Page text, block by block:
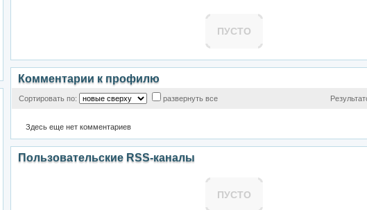
ПУСТО
Комментарии к профилю
Сортировать по: развернуть все
Здесь еще нет комментариев
Пользовательские RSS-каналы
ПУСТО